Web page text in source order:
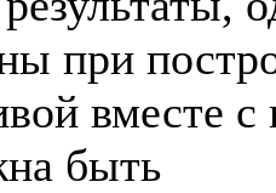
при
вместе с
быть